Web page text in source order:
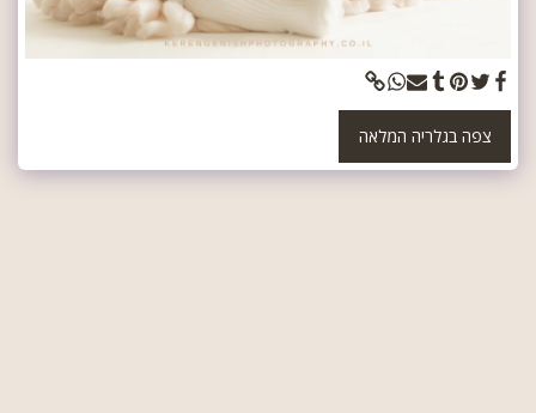
צפה בגלריה המלאה